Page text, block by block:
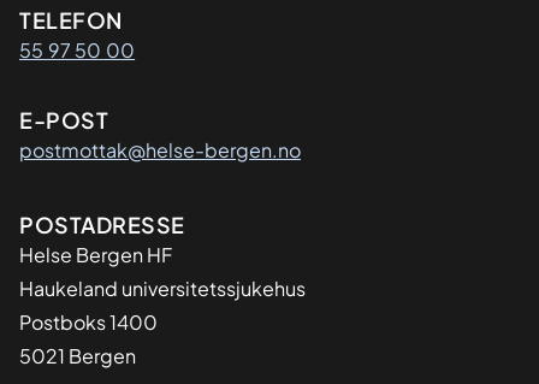
Kontaktinformasjon
TELEFON
55 97 50 00
E-POST
postmottak@helse-bergen.no
Adresse
POSTADRESSE
Helse Bergen HF
Haukeland universitetssjukehus
Postboks 1400
5021 Bergen